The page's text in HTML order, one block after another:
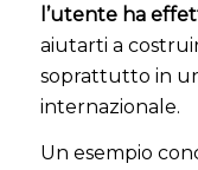
l’utente ha
aiutarti a
soprattutto in
internazionale.
Un esempio